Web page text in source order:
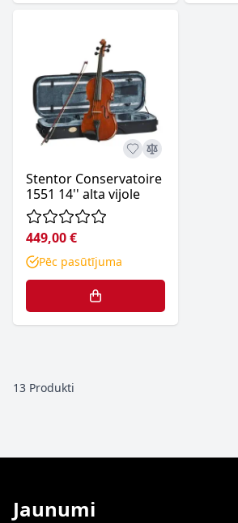
Stentor Conservatoire
1551 14'' alta vijole
449,00 €
Pēc pasūtījuma
13 Produkti
Jaunumi